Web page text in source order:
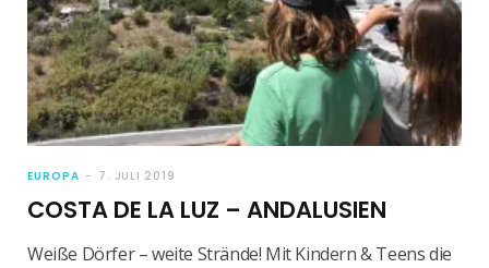
EUROPA 7. JULI 2019
COSTA DE LA LUZ – ANDALUSIEN
Weiße Dörfer – weite Strände! Mit Kindern & Teens die